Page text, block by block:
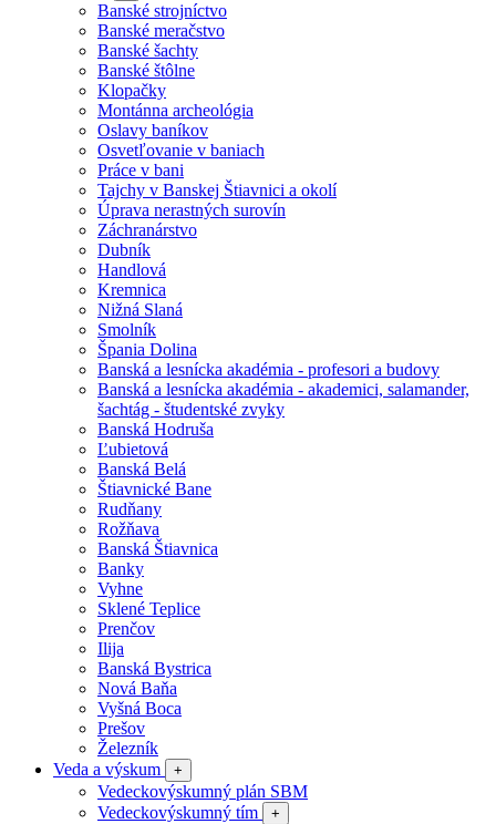
Banské strojníctvo
Banské meračstvo
Banské šachty
Banské štôlne
Klopačky
Montánna archeológia
Oslavy baníkov
Osvetľovanie v baniach
Práce v bani
Tajchy v Banskej Štiavnici a okolí
Úprava nerastných surovín
Záchranárstvo
Dubník
Handlová
Kremnica
Nižná Slaná
Smolník
Špania Dolina
Banská a lesnícka akadémia - profesori a budovy
Banská a lesnícka akadémia - akademici, salamander,
šachtág - študentské zvyky
Banská Hodruša
Ľubietová
Banská Belá
Štiavnické Bane
Rudňany
Rožňava
Banská Štiavnica
Banky
Vyhne
Sklené Teplice
Prenčov
Ilija
Banská Bystrica
Nová Baňa
Vyšná Boca
Prešov
Železník
Veda a výskum
+
Vedeckovýskumný plán SBM
Vedeckovýskumný tím
+